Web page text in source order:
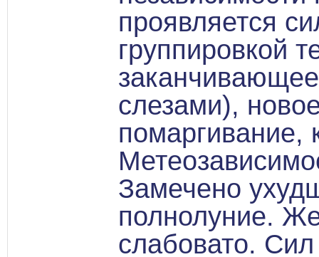
проявляется
группировкой
слезами),
помаргивание,
Замечено
полнолуние.
слабовато.